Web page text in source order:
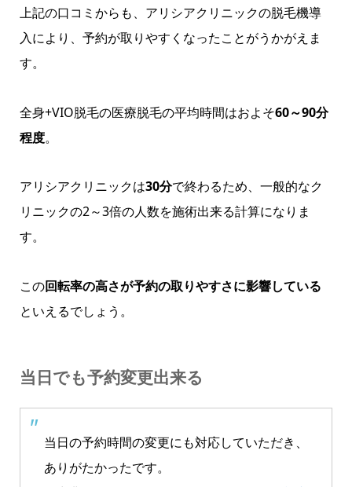
上記の口コミからも、アリシアクリニックの脱毛機導
入により、予約が取りやすくなったことがうかがえま
す。
全身+VIO脱毛の医療脱毛の平均時間はおよそ60～90分
程度。
アリシアクリニックは30分で終わるため、一般的なク
リニックの2～3倍の人数を施術出来る計算になりま
す。
この回転率の高さが予約の取りやすさに影響している
といえるでしょう。
当日でも予約変更出来る
当日の予約時間の変更にも対応していただき、
ありがたかったです。